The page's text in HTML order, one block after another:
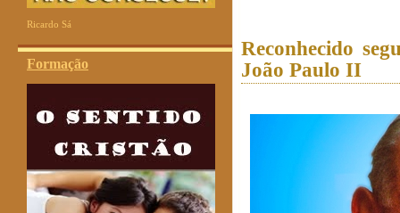
Ricardo Sá
Formação
Reconhecido
João Paulo II